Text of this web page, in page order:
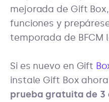
mejorada de Gift
funciones y
temporada de BFCM
Si es nuevo en Gift
instale Gift Box
prueba gratuita de 3